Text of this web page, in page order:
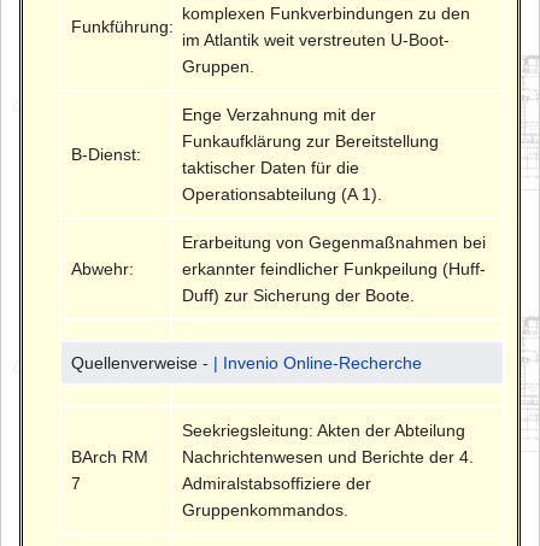
Funkführung:
komplexen Funkverbindungen zu den
im Atlantik weit verstreuten U-Boot-
Gruppen.
B-Dienst:
Enge Verzahnung mit der
Funkaufklärung zur Bereitstellung
taktischer Daten für die
Operationsabteilung (A 1).
Abwehr:
Erarbeitung von Gegenmaßnahmen bei
erkannter feindlicher Funkpeilung (Huff-
Duff) zur Sicherung der Boote.
Quellenverweise - | Invenio Online-Recherche
BArch RM
7
Seekriegsleitung: Akten der Abteilung
Nachrichtenwesen und Berichte der 4.
Admiralstabsoffiziere der
Gruppenkommandos.